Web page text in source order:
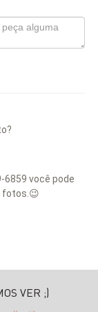
6859 você pode
fotos.😉
VER ;)